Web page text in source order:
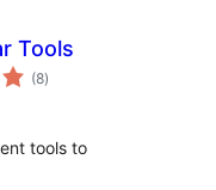
Tools
(8total
ratings
)
tools to